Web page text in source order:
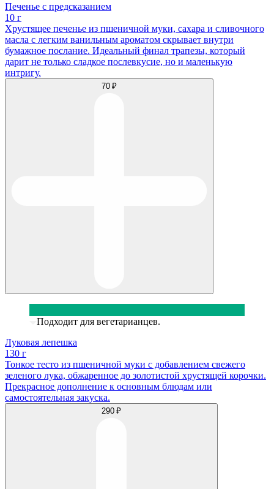
Печенье с предсказанием
10 г
Хрустящее печенье из пшеничной муки, сахара и сливочного
масла с легким ванильным ароматом скрывает внутри
бумажное послание. Идеальный финал трапезы, который
дарит не только сладкое послевкусие, но и маленькую
интригу.
70 ₽
Подходит для вегетарианцев.
Луковая лепешка
130 г
Тонкое тесто из пшеничной муки с добавлением свежего
зеленого лука, обжаренное до золотистой хрустящей корочки.
Прекрасное дополнение к основным блюдам или
самостоятельная закуска.
290 ₽